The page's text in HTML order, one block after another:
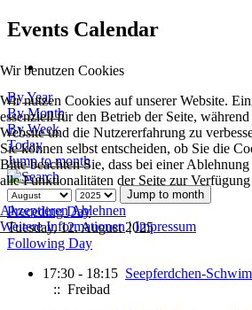
Events Calendar
By Year
By Month
By Week
Today
Jump to month
Jump to month
Preceding Day
Tuesday, 12. August 2025
Following Day
17:30 - 18:15 Seepferdchen-
:: Freibad
Wir benutzen Cookies
Wir nutzen Cookies auf unserer Website.
essenziell für den Betrieb der Seite,
Website und die Nutzererfahrung zu
Sie können selbst entscheiden, ob Sie die
Bitte beachten Sie, dass bei einer
alle Funktionalitäten der Seite zur Verfügung
AkzeptierenAblehnen
Weitere Informationen|Impressum